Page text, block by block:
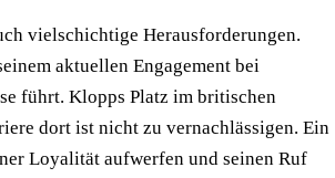
vielschichtige Herausforderungen.
aktuellen Engagement bei
führt. Klopps Platz im britischen
dort ist nicht zu vernachlässigen. Ein
Loyalität aufwerfen und seinen Ruf